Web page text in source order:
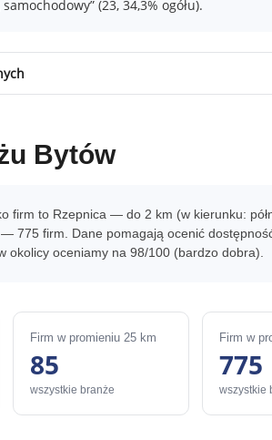
(23, 34,3% ogółu).
Bytów
firm to Rzepnica — do 2 km (w kierunku:
775 firm. Dane pomagają ocenić
okolicy oceniamy na 98/100 (bardzo dobra).
Firm w promieniu 25 km
85
wszystkie branże
Firm w
775
wszystkie